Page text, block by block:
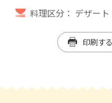
料理区分： デザート
印刷する